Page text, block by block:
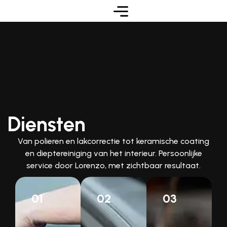
Diensten
Van polieren en lakcorrectie tot keramische coating
en dieptereiniging van het interieur. Persoonlijke
service door Lorenzo, met zichtbaar resultaat.
01 02 03